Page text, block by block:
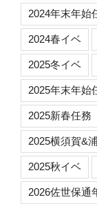
2024年末年始
2024春イベ
2025冬イベ
2025年末年始
2025新春任務
2025横須賀&
2025秋イベ
2026佐世保通